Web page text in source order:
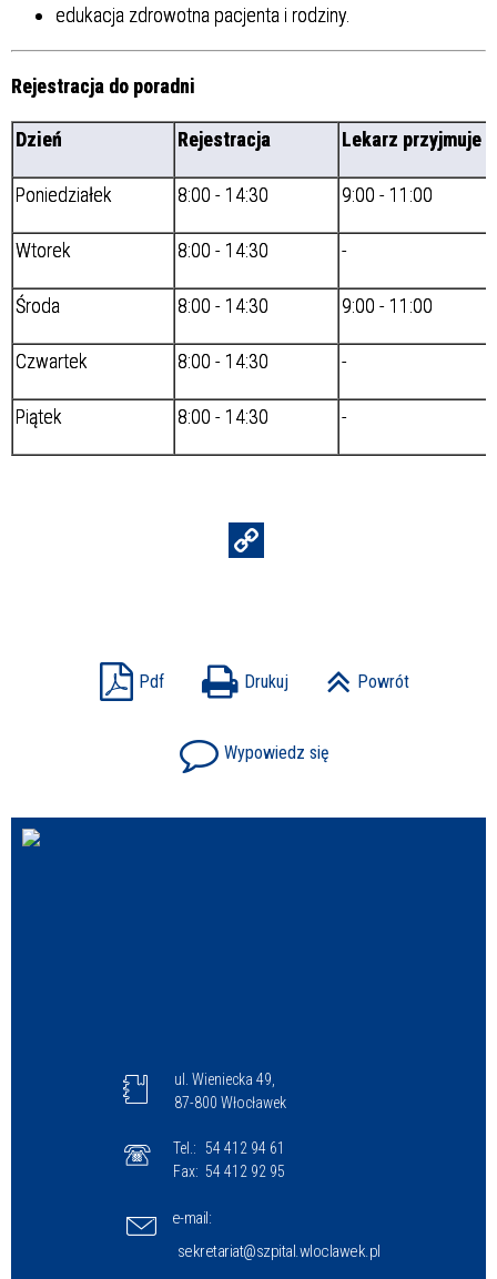
edukacja zdrowotna pacjenta i rodziny.
Rejestracja do poradni
Dzień Rejestracja Lekarz przyjmuje
Poniedziałek 8:00 - 14:30 9:00 - 11:00
Wtorek 8:00 - 14:30 -
Środa 8:00 - 14:30 9:00 - 11:00
Czwartek 8:00 - 14:30 -
Piątek 8:00 - 14:30 -
Pdf Drukuj Powrót
Wypowiedz się
ul. Wieniecka 49,
87-800 Włocławek
Tel.: 54 412 94 61
Fax: 54 412 92 95
e-mail:
sekretariat@szpital.wloclawek.pl